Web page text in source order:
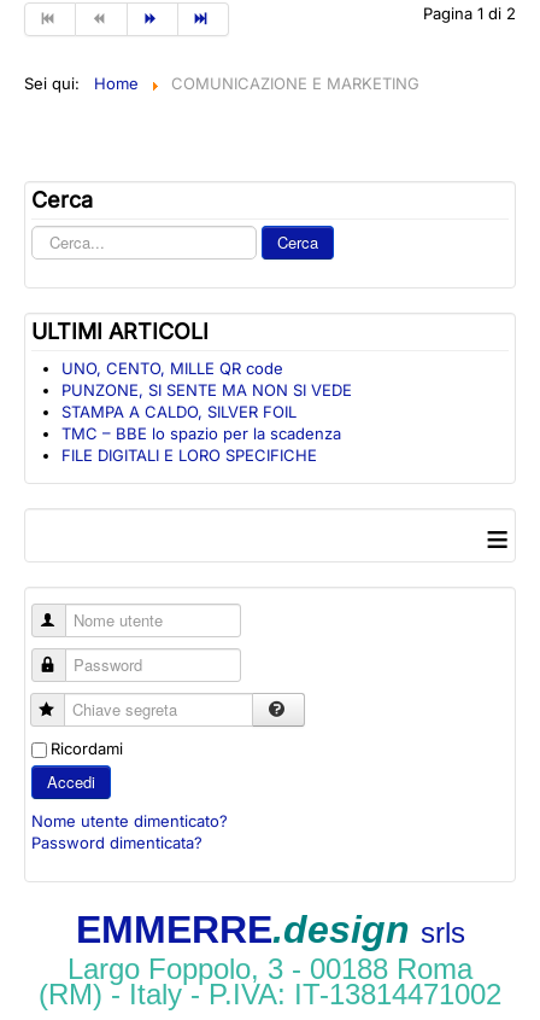
Pagina 1 di 2
Sei qui: Home COMUNICAZIONE E MARKETING
Cerca
Cerca
nel
Cerca
ULTIMI ARTICOLI
UNO, CENTO, MILLE QR code
PUNZONE, SI SENTE MA NON SI VEDE
STAMPA A CALDO, SILVER FOIL
TMC – BBE lo spazio per la scadenza
FILE DIGITALI E LORO SPECIFICHE
≡
Nome utente
Password
Chiave segreta
Ricordami
Accedi
Nome utente dimenticato?
Password dimenticata?
EMMERRE.design srls
Largo Foppolo, 3 - 00188 Roma
(RM) - Italy - P.IVA: IT-13814471002